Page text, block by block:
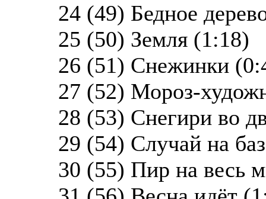
24 (49) Бедное
25 (50) Земля (1:18)
26 (51) Снежинки
27 (52) Мороз-
28 (53) Снегири во
29 (54) Случай на
30 (55) Пир на весь